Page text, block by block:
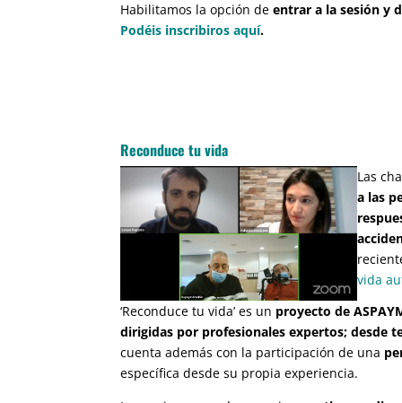
Habilitamos la opción deentrar a la sesión y
Podéis inscribiros aquí.
Reconduce tu vida
Las
a las
vida
‘Reconduce tu vida’ es un proyecto de
dirigidas por profesionales expertos; desde
cuenta además con la participación de una
específica desde su propia experiencia.